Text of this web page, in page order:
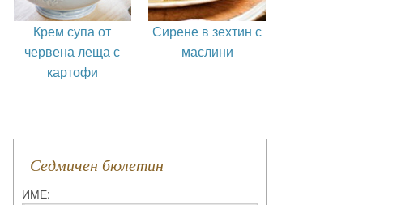
Крем супа от
червена леща с
картофи
Сирене в зехтин с
маслини
Седмичен бюлетин
ИМЕ: